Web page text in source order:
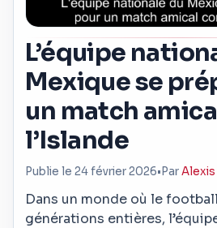
L’équipe
Mexique se
un match
l’Islande
Publie le 24 février 2026• ParAlexis
Dans un monde où le
générations entières,